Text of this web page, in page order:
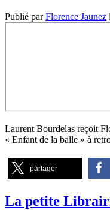
Publié parFlorence Jaunez
Laurent Bourdelas reçoit
« Enfant de la balle » à
partager
La petite